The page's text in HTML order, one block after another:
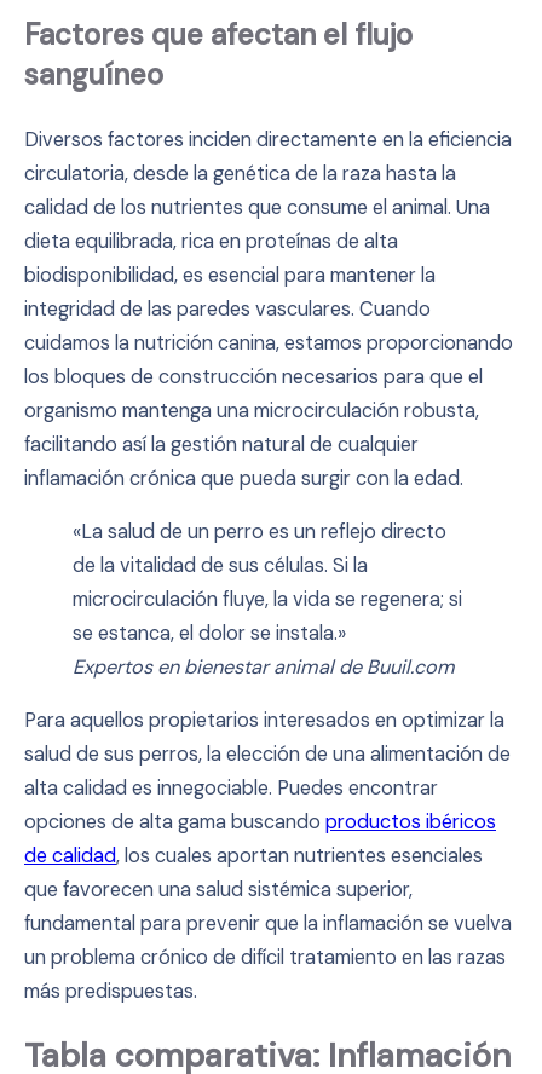
Factores que afectan el flujo
sanguíneo
Diversos factores inciden directamente en la eficiencia
circulatoria, desde la genética de la raza hasta la
calidad de los nutrientes que consume el animal. Una
dieta equilibrada, rica en proteínas de alta
biodisponibilidad, es esencial para mantener la
integridad de las paredes vasculares. Cuando
cuidamos la nutrición canina, estamos proporcionando
los bloques de construcción necesarios para que el
organismo mantenga una microcirculación robusta,
facilitando así la gestión natural de cualquier
inflamación crónica que pueda surgir con la edad.
«La salud de un perro es un reflejo directo
de la vitalidad de sus células. Si la
microcirculación fluye, la vida se regenera; si
se estanca, el dolor se instala.»
Expertos en bienestar animal de Buuil.com
Para aquellos propietarios interesados en optimizar la
salud de sus perros, la elección de una alimentación de
alta calidad es innegociable. Puedes encontrar
opciones de alta gama buscando productos ibéricos
de calidad, los cuales aportan nutrientes esenciales
que favorecen una salud sistémica superior,
fundamental para prevenir que la inflamación se vuelva
un problema crónico de difícil tratamiento en las razas
más predispuestas.
Tabla comparativa: Inflamación